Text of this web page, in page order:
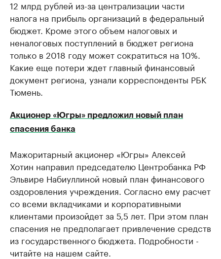
12 млрд рублей из-за централизации части
налога на прибыль организаций в федеральный
бюджет. Кроме этого объем налоговых и
неналоговых поступлений в бюджет региона
только в 2018 году может сократиться на 10%.
Какие еще потери ждет главный финансовый
документ региона, узнали корреспонденты РБК
Тюмень.
Акционер «Югры» предложил новый план
спасения банка
Мажоритарный акционер «Югры» Алексей
Хотин направил председателю Центробанка РФ
Эльвире Набиуллиной новый план финансового
оздоровления учреждения. Согласно ему расчет
со всеми вкладчиками и корпоративными
клиентами произойдет за 5,5 лет. При этом план
спасения не предполагает привлечение средств
из государственного бюджета. Подробности -
читайте на нашем сайте.